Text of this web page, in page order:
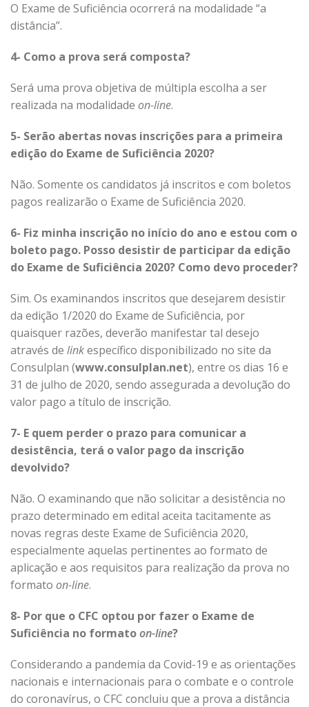
O Exame de Suficiência ocorrerá na modalidade “a
distância”.
4- Como a prova será composta?
Será uma prova objetiva de múltipla escolha a ser
realizada na modalidade on-line.
5- Serão abertas novas inscrições para a primeira
edição do Exame de Suficiência 2020?
Não. Somente os candidatos já inscritos e com boletos
pagos realizarão o Exame de Suficiência 2020.
6- Fiz minha inscrição no início do ano e estou com o
boleto pago. Posso desistir de participar da edição
do Exame de Suficiência 2020? Como devo proceder?
Sim. Os examinandos inscritos que desejarem desistir
da edição 1/2020 do Exame de Suficiência, por
quaisquer razões, deverão manifestar tal desejo
através de linkespecífico disponibilizado no site da
Consulplan (www.consulplan.net), entre os dias 16 e
31 de julho de 2020, sendo assegurada a devolução do
valor pago a título de inscrição.
7- E quem perder o prazo para comunicar a
desistência, terá o valor pago da inscrição
devolvido?
Não. O examinando que não solicitar a desistência no
prazo determinado em edital aceita tacitamente as
novas regras deste Exame de Suficiência 2020,
especialmente aquelas pertinentes ao formato de
aplicação e aos requisitos para realização da prova no
formato on-line.
8- Por que o CFC optou por fazer o Exame de
Suficiência no formatoon-line?
Considerando a pandemia da Covid-19 e as orientações
nacionais e internacionais para o combate e o controle
do coronavírus, o CFC concluiu que a prova a distância